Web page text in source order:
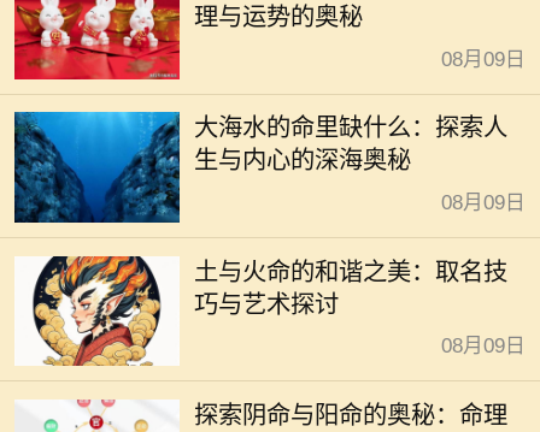
理与运势的奥秘
08月09日
大海水的命里缺什么：探索人
生与内心的深海奥秘
08月09日
土与火命的和谐之美：取名技
巧与艺术探讨
08月09日
探索阴命与阳命的奥秘：命理